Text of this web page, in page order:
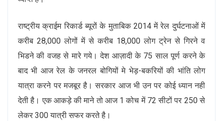
राष्ट्रीय क्राईम रिकार्ड ब्यूरों के मुताबिक 2014 में रेल दुर्घटनाओं में
करीब 28,000 लोगों में से करीब 18,000 लोग ट्रेन से गिरने व
भिडने की वजह से मारे गये। देश आज़ादी के 75 साल पूर्ण करने के
बाद भी आज रेल के जनरल बोगियों मे भेड़-बकरियों की भांति लोग
यात्रा करने पर मजबूर है। सरकार आज भी उन पर कोई ध्यान नही
देती है। एक आकड़े की माने तो आज 1 कोच में 72 सीटों पर 250 से
लेकर 300 यात्री सफर करते है।